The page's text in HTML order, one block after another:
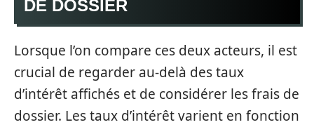
DE DOSSIER
Lorsque l’on compare ces deux acteurs, il est
crucial de regarder au-delà des taux
d’intérêt affichés et de considérer les frais de
dossier. Les taux d’intérêt varient en fonction